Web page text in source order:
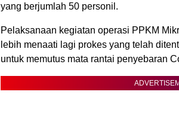
yang berjumlah 50 personil.
Pelaksanaan kegiatan operasi PPKM
lebih menaati lagi prokes yang telah
untuk memutus mata rantai penyebaran